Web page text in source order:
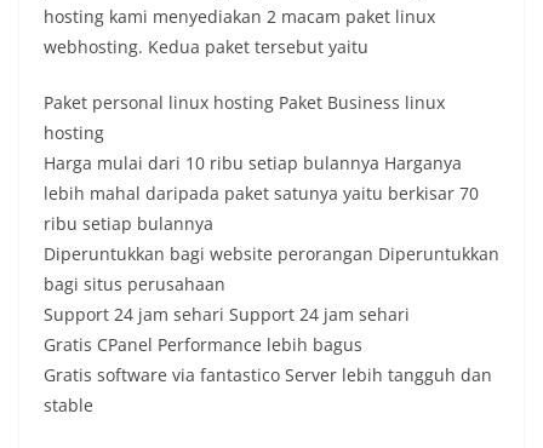
hosting kami menyediakan 2 macam paket linux
webhosting. Kedua paket tersebut yaitu
Paket personal linux hosting Paket Business linux
hosting
Harga mulai dari 10 ribu setiap bulannya Harganya
lebih mahal daripada paket satunya yaitu berkisar 70
ribu setiap bulannya
Diperuntukkan bagi website perorangan Diperuntukkan
bagi situs perusahaan
Support 24 jam sehari Support 24 jam sehari
Gratis CPanel Performance lebih bagus
Gratis software via fantastico Server lebih tangguh dan
stable